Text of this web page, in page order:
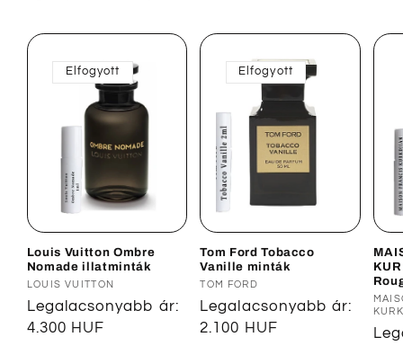
Elfogyott
Louis Vuitton Ombre
Nomade illatminták
Forgalmazó:
LOUIS VUITTON
Normál
ár
Legalacsonyabb ár:
4.300 HUF
Elfogyott
Tom Ford Tobacco
Vanille minták
Forgalmazó:
TOM FORD
Normál
ár
Legalacsonyabb ár:
2.100 HUF